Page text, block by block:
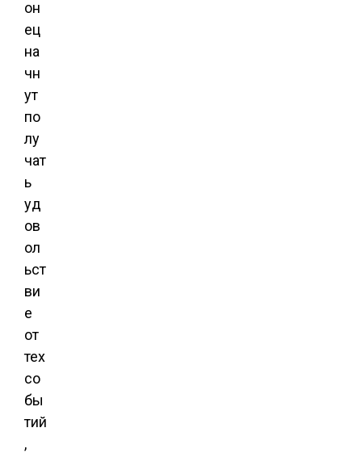
он
ец
на
чн
ут
по
лу
чат
ь
уд
ов
ол
ьст
ви
е
от
тех
со
бы
тий
,